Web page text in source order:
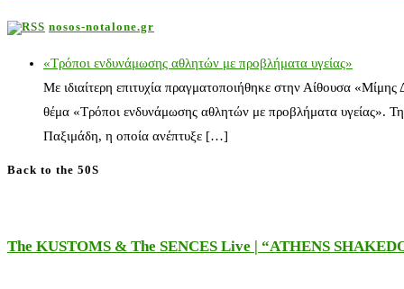
nosos-notalone.gr
«Τρόποι ενδυνάμωσης αθλητών με προβλήματα υγείας»
Με ιδιαίτερη επιτυχία πραγματοποιήθηκε στην Αίθουσα
θέμα «Τρόποι ενδυνάμωσης αθλητών με προβλήματα υγείας».
Παξιμάδη, η οποία ανέπτυξε […]
Back to the 50S
The KUSTOMS & The SENCES Live | “ATHENS